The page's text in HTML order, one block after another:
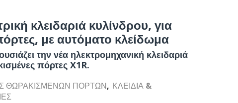
κλειδαριά κυλίνδρου, για
με αυτόματο κλείδωμα
την νέα ηλεκτρομηχανική κλειδαριά
πόρτες X1R.
ΘΩΡΑΚΙΣΜΕΝΩΝ ΠΟΡΤΩΝ, ΚΛΕΙΔΙΑ &